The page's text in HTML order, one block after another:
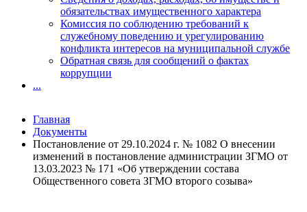
обязательствах имущественного характера
Комиссия по соблюдению требований к
служебному поведению и урегулированию
конфликта интересов на муниципальной службе
Обратная связь для сообщений о фактах
коррупции
...
Главная
Документы
Постановление от 29.10.2024 г. № 1082 О внесении
изменений в постановление администрации ЗГМО от
13.03.2023 № 171 «Об утверждении состава
Общественного совета ЗГМО второго созыва»